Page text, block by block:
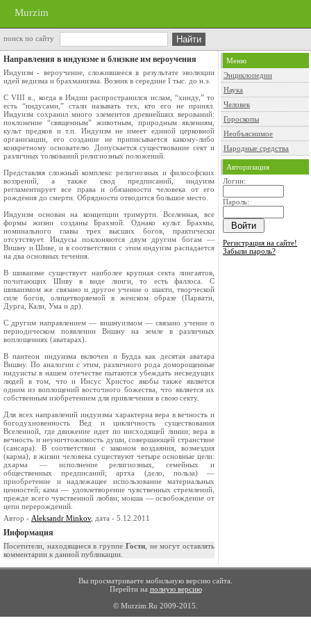
Murzim
поиск по сайту
Направления в индуизме и близкие им вероучения
Индуизм - вероучение, сложившееся в результате эволюции
идей ведизма и брахманизма. Возник в середине I тыс. до н.э.
С VIII в., когда в Индии распространился ислам, “хинду,” то
есть “индусами,” стали называть тех, кто его не принял.
Индуизм сохранил много элементов древнейших верований:
поклонение “священным” животным, природным явлениям,
культ предков и т.п. Индуизм не имеет единой церковной
организации, его создание не приписывается какому-либо
конкретному основателю. Допускается существование сект и
различных толкований религиозных положений.
Представляя сложный комплекс религиозных и философских
воззрений, а также свод предписаний, индуизм
регламентирует все права и обязанности человека от его
рождения до смерти. Обрядности отводится большое место.
Индуизм основан на концепции тримурти. Вселенная, все
формы жизни созданы Брахмой. Однако культ Брахмы,
номинального главы трех высших богов, практически
отсутствует. Индусы поклоняются двум другим богам —
Вишну и Шиве, и в соответствии с этим индуизм распадается
на два основных течения.
В шиваизме существует наиболее крупная секта лингаятов,
почитающих Шиву в виде линги, то есть фаллоса. С
шиваизмом же связано и другое учение о шакти, творческой
силе богов, олицетворяемой в женском образе (Парвати,
Дурга, Кали, Ума и др).
С другим направлением — вишнуизмом — связано учение о
периодическом появлении Вишну на земле в различных
воплощениях (аватарах).
В пантеон индуизма включен и Будда как десятая аватара
Вишну. По аналогии с этим, различного рода доморощенные
индуисты в нашем отечестве пытаются убеждать несведущих
людей в том, что и Иисус Христос якобы также является
одним из воплощений восточного божества, что является их
собственным изобретением для привлечения в свою секту.
Для всех направлений индуизма характерна вера в вечность и
богодухновенность Вед и цикличность существования
Вселенной, где движение идет по нисходящей линии; вера в
вечность и неуничтожимость души, совершающей странствие
(сансара). В соответствии с законом воздаяния, возмездия
(карма), в жизни человека существуют четыре основные цели:
дхарма — исполнение религиозных, семейных и
общественных предписаний; артха (дело, польза) —
приобретение и надлежащее использование материальных
ценностей; кама — удовлетворение чувственных стремлений,
прежде всего чувственной любви; мокша — освобождение от
цепи перерождений.
Автор - Aleksandr Minkov, дата - 5.12.2011
Информация
Посетители, находящиеся в группе Гости, не могут оставлять
комментарии к данной публикации.
Меню
Энциклопедии
Наука
Человек
Гороскопы
Необъяснимое
Народные средства
Авторизация
Логин:
Пароль:
Регистрация на сайте!
Забыли пароль?
Вы просматриваете мобильную версию сайта.
Перейти на полную версию
© Murzim.Ru 2009-2015.